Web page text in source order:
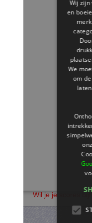
Wil je je scores
Wij zijn van
en boeiende
merk krijgt
categorieën.
Door
drukken,
plaatsen dan
We moeten
om de
laten
Onthoud
intrekken of
simpelweg op
onze
Google's
voor
SHOW
STRIKT